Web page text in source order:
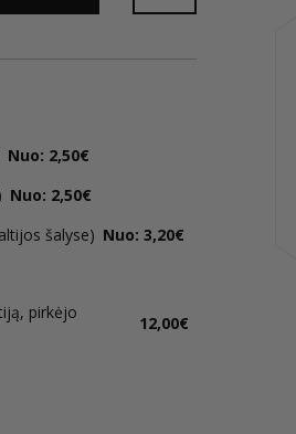
Nuo: 2,50€
Nuo: 2,50€
šalyse) Nuo: 3,20€
pirkėjo
12,00€